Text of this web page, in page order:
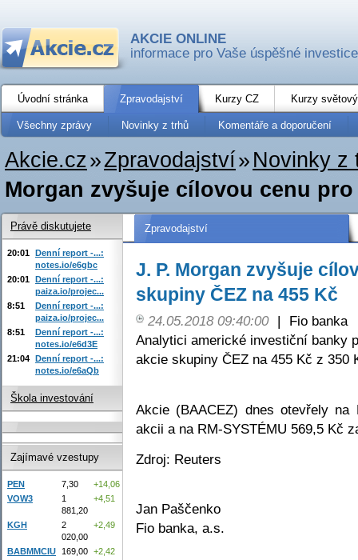
AKCIE ONLINE
informace pro Vaše úspěšné investice
Úvodní stránka Zpravodajství Kurzy CZ Kurzy
Všechny zprávy Novinky z trhů Komentáře a doporučení
Akcie.cz»Zpravodajství» Novinky z
Morgan zvyšuje cílovou cenu
Zpravodajství
J. P. Morgan zvyšuje
skupiny ČEZ na 455 Kč
24.05.2018 09:40:00 |
Fio banka
Analytici americké investiční banky
akcie skupiny ČEZ na 455 Kč z 350
Akcie (BAACEZ) dnes otevřely
akcii a na RM-SYSTÉMU 569,5 Kč
Zdroj: Reuters
Jan Paščenko
Fio banka, a.s.
Právě diskutujete
20:01 Denní report -...:
notes.io/e6gbc
20:01 Denní report -...:
paiza.io/projec...
8:51
Denní report -...:
paiza.io/projec...
8:51
Denní report -...:
notes.io/e6d3E
21:04 Denní report -...:
notes.io/e6aQb
Škola investování
Zajímavé vzestupy
PEN 7,30
+14,06
VOW3
1
881,20
+4,51
KGH
2
020,00
+2,49
BABMMCIU 169,00 +2,42